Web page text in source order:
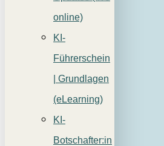
online)
KI-
Führerschein
| Grundlagen
(eLearning)
KI-
Botschafter:in